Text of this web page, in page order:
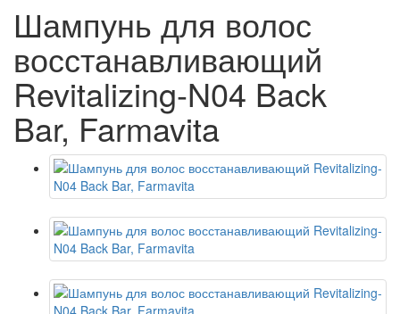
Шампунь для волос
восстанавливающий
Revitalizing-N04 Back
Bar, Farmavita